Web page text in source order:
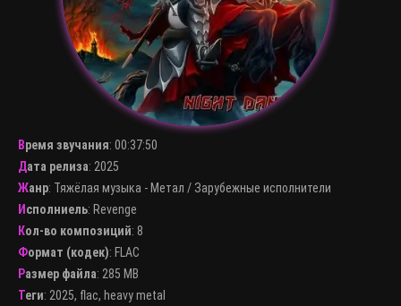
Время звучания: 00:37:50
Дата релиза: 2025
Жанр: Тяжёлая музыка - Метал / Зарубежные исполнители
Исполниель: Revenge
Кол-во композиций: 8
Формат (кодек): FLAC
Размер файла: 285 MB
Теги: 2025, flac, heavy metal